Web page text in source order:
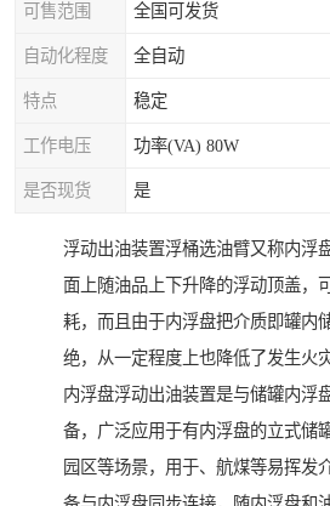
可售范围 全国可发货
自动化程度 全自动
特点 稳定
工作电压 功率(VA) 80W
是否现货 是
浮动出油装置浮桶选油臂又称内浮
面上随油品上下升降的浮动顶盖，
耗，而且由于内浮盘把介质即罐内
绝，从一定程度上也降低了发生火
内浮盘浮动出油装置是与储罐内浮
备，广泛应用于有内浮盘的立式储
园区等场景，用于、航煤等易挥发